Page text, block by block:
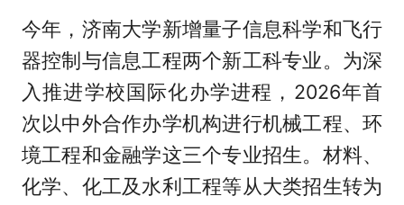
今年，济南大学新增量子信息科学和飞行
器控制与信息工程两个新工科专业。为深
入推进学校国际化办学进程，2026年首
次以中外合作办学机构进行机械工程、环
境工程和金融学这三个专业招生。材料、
化学、化工及水利工程等从大类招生转为